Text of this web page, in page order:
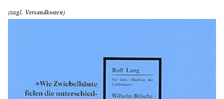
(zzgl. Versandkosten)